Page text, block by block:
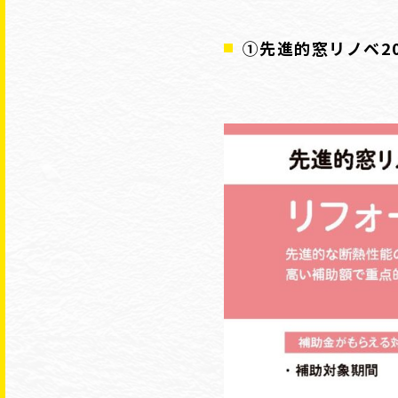
①先進的窓リノベ